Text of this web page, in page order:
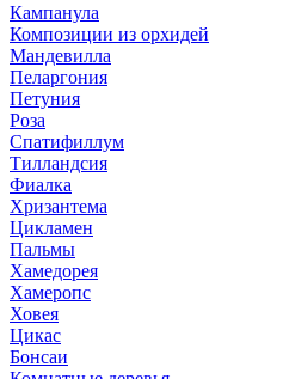
Кампанула
Композиции из орхидей
Мандевилла
Пеларгония
Петуния
Роза
Спатифиллум
Тилландсия
Фиалка
Хризантема
Цикламен
Пальмы
Хамедорея
Хамеропс
Ховея
Цикас
Бонсаи